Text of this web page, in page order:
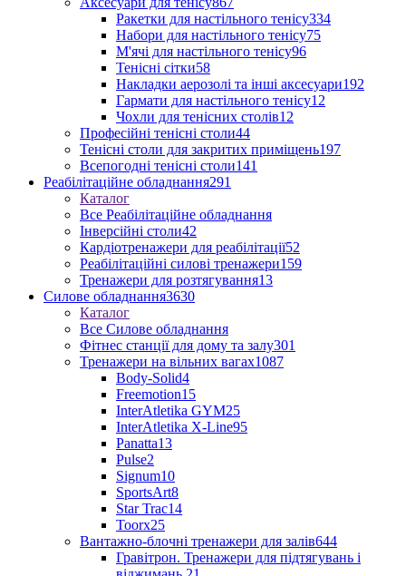
Ракетки для настільного тенісу334
Набори для настільного тенісу75
М'ячі для настільного тенісу96
Тенісні сітки58
Накладки аерозолі та інші аксесуари192
Гармати для настільного тенісу12
Чохли для тенісних столів12
Професійні тенісні столи44
Тенісні столи для закритих приміщень197
Всепогодні тенісні столи141
Реабілітаційне обладнання291
Каталог
Все Реабілітаційне обладнання
Інверсійні столи42
Кардіотренажери для реабілітації52
Реабілітаційні силові тренажери159
Тренажери для розтягування13
Силове обладнання3630
Каталог
Все Силове обладнання
Фітнес станції для дому та залу301
Тренажери на вільних вагах1087
Body-Solid4
Freemotion15
InterAtletika GYM25
InterAtletika X-Line95
Panatta13
Pulse2
Signum10
SportsArt8
Star Trac14
Toorx25
Вантажно-блочні тренажери для залів644
Гравітрон. Тренажери для підтягувань і